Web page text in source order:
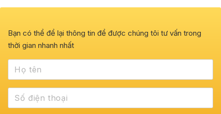
Bạn có thể để lại thông tin để được chúng tôi tư vấn trong
thời gian nhanh nhất